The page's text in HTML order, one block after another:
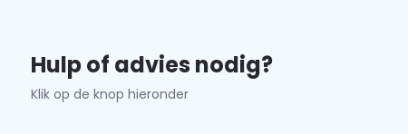
Hulp of advies nodig?
Klik op de knop hieronder